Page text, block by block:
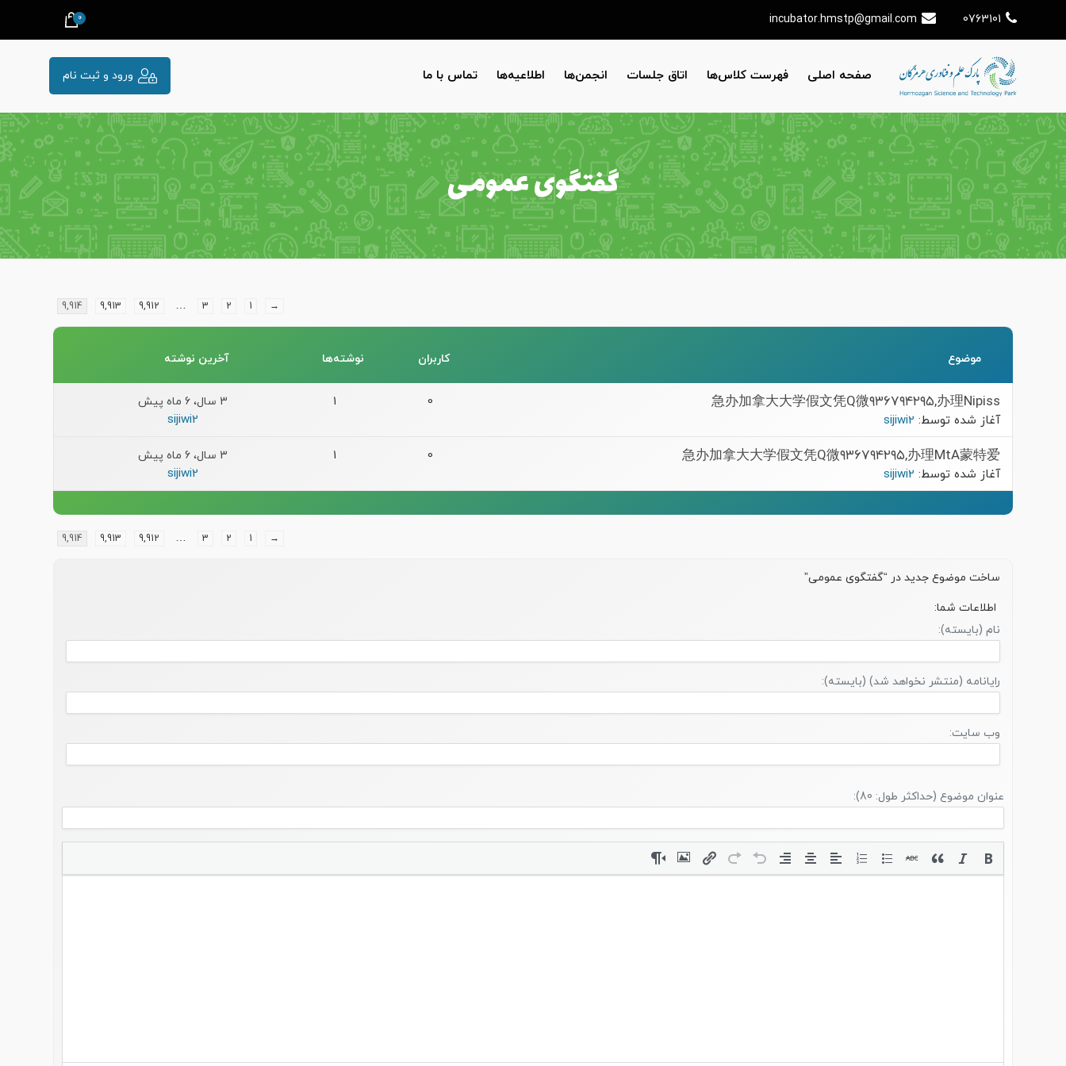
0763101
incubator.hmstp@gmail.com
0
صفحه اصلی فهرست کلاس‌ها اتاق جلسات انجمن‌ها اطلاعیه‌ها تماس با ما ورود و ثبت نام
گفتگوی عمومی
→
1
2
3
…
9,912
9,913
9,914
موضوع کاربران نوشته‌ها آخرین نوشته
急办加拿大大学假文凭Q微۹۳۶۷۹۴۲۹۵,办理Nipiss
آغاز شده توسط: sijiwi2
0
1 3 سال، 6 ماه پیش
sijiwi2
急办加拿大大学假文凭Q微۹۳۶۷۹۴۲۹۵,办理MtA蒙特爱
آغاز شده توسط: sijiwi2
0
1 3 سال، 6 ماه پیش
sijiwi2
→
1
2
3
…
9,912
9,913
9,914
ساخت موضوع جدید در “گفتگوی عمومی”
اطلاعات شما:
نام (بایسته):
رایانامه (منتشر نخواهد شد) (بایسته):
وب سایت:
عنوان موضوع (حداکثر طول: 80):